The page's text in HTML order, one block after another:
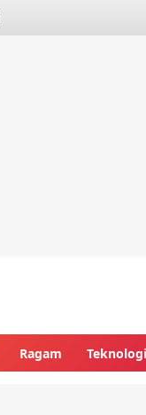
Ragam Teknologi